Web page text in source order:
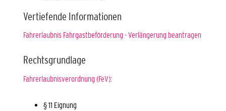
Vertiefende Informationen
Fahrerlaubnis Fahrgastbeförderung - Verlängerung beantragen
Rechtsgrundlage
Fahrerlaubnisverordnung (FeV):
§ 11 Eignung